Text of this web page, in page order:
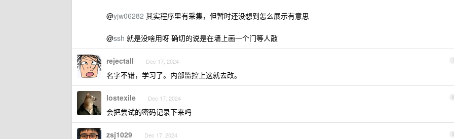
@yjw06282 其实程序里有采集，但暂时还没想到怎么展示有意思
@ssh 就是没啥用呀 确切的说是在墙上画一个门等人敲
7
rejectall Dec 17, 2024
名字不错，学习了。内部监控上这就去改。
8
lostexile Dec 17, 2024
会把尝试的密码记录下来吗
9
zsj1029 Dec 17, 2024